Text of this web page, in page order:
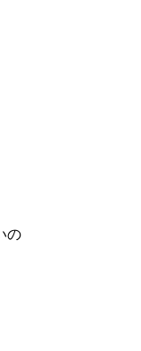
の